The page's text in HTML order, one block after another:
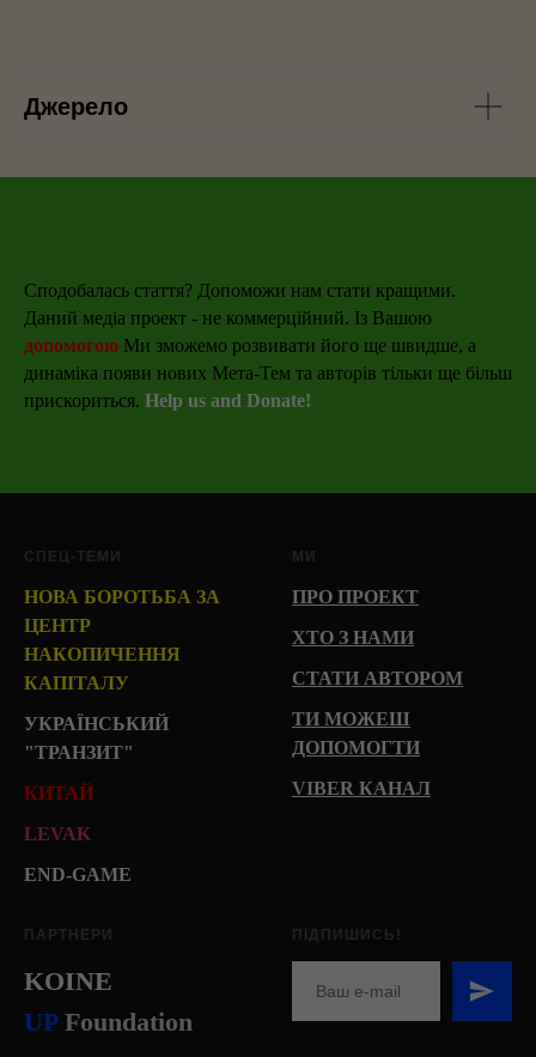
Джерело
Сподобалась стаття? Допоможи нам стати кращими.
Даний медіа проект - не коммерційний. Із Вашою
допомогою Ми зможемо розвивати його ще швидше, а
динаміка появи нових Мета-Тем та авторів тільки ще більш
прискориться. Help us and Donate!
СПЕЦ-ТЕМИ
НОВА БОРОТЬБА ЗА
ЦЕНТР
НАКОПИЧЕННЯ
КАПІТАЛУ
УКРАЇНСЬКИЙ
"ТРАНЗИТ"
КИТАЙ
LEVAK
END-GAME
МИ
ПРО ПРОЕКТ
ХТО З НАМИ
СТАТИ АВТОРОМ
ТИ МОЖЕШ
ДОПОМОГТИ
VIBER КАНАЛ
ПАРТНЕРИ
KOINE
UP Foundation
ПІДПИШИСЬ!